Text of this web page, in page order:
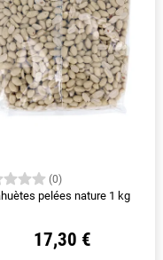
(0)
pelées nature 1 kg
17,30 €